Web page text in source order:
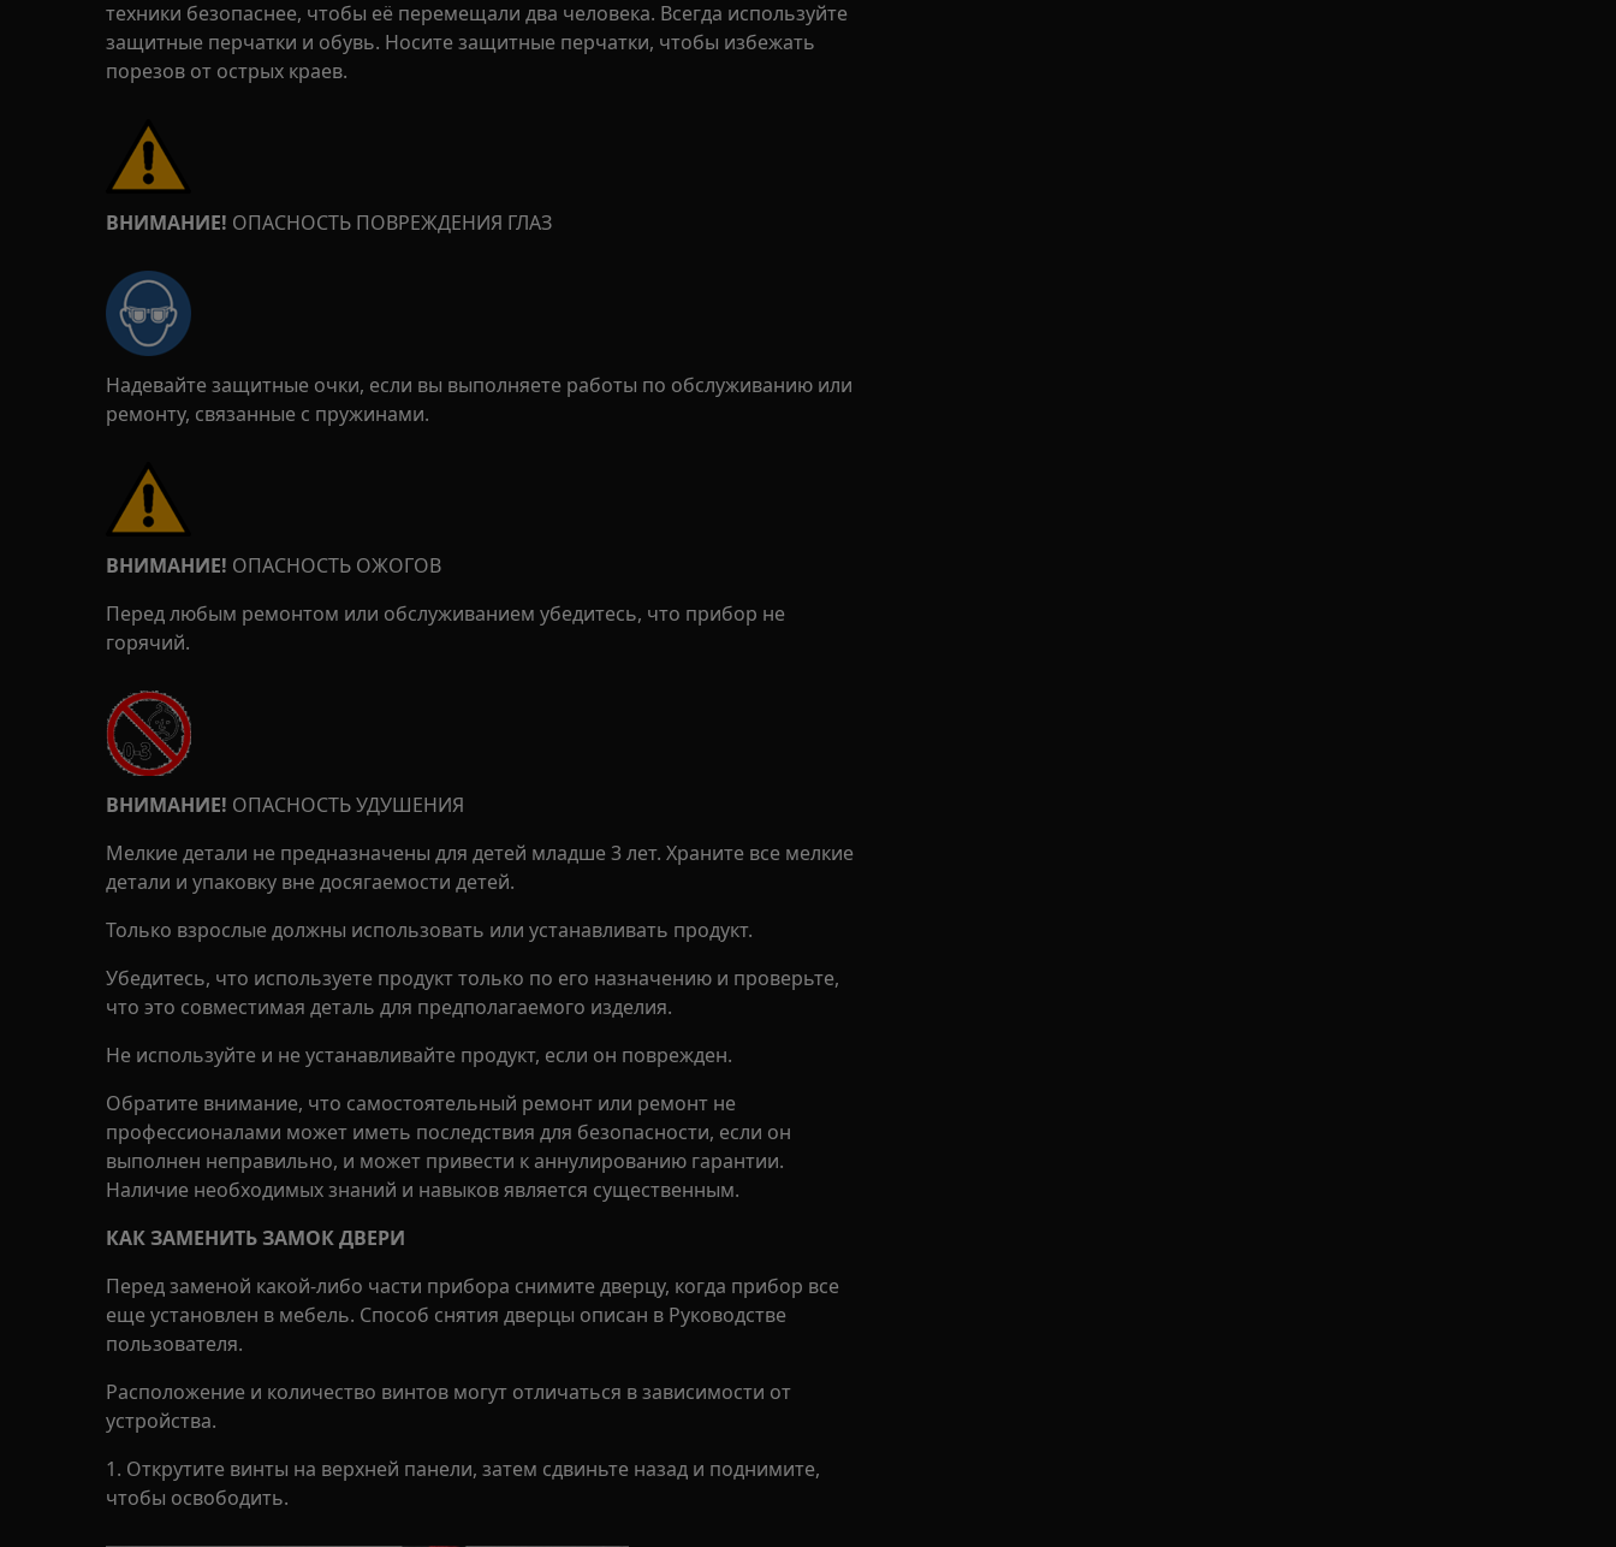
техники безопаснее, чтобы её перемещали два человека. Всегда используйте
защитные перчатки и обувь. Носите защитные перчатки, чтобы избежать
порезов от острых краев.
ВНИМАНИЕ! ОПАСНОСТЬ ПОВРЕЖДЕНИЯ ГЛАЗ
Надевайте защитные очки, если вы выполняете работы по обслуживанию или
ремонту, связанные с пружинами.
ВНИМАНИЕ! ОПАСНОСТЬ ОЖОГОВ
Перед любым ремонтом или обслуживанием убедитесь, что прибор не
горячий.
ВНИМАНИЕ! ОПАСНОСТЬ УДУШЕНИЯ
Мелкие детали не предназначены для детей младше 3 лет. Храните все мелкие
детали и упаковку вне досягаемости детей.
Только взрослые должны использовать или устанавливать продукт.
Убедитесь, что используете продукт только по его назначению и проверьте,
что это совместимая деталь для предполагаемого изделия.
Не используйте и не устанавливайте продукт, если он поврежден.
Обратите внимание, что самостоятельный ремонт или ремонт не
профессионалами может иметь последствия для безопасности, если он
выполнен неправильно, и может привести к аннулированию гарантии.
Наличие необходимых знаний и навыков является существенным.
КАК ЗАМЕНИТЬ ЗАМОК ДВЕРИ
Перед заменой какой-либо части прибора снимите дверцу, когда прибор все
еще установлен в мебель. Способ снятия дверцы описан в Руководстве
пользователя.
Расположение и количество винтов могут отличаться в зависимости от
устройства.
1. Открутите винты на верхней панели, затем сдвиньте назад и поднимите,
чтобы освободить.